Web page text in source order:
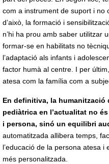
com a instrument de suport i no
d’això, la formació i
n’hi ha prou amb saber utilitzar
formar-se en habilitats no
l’adaptació als infants i
factor humà al centre. I per
atesa com la família com a
En definitiva, la humanització
pediàtrica en l’actualitat no
i persona, sinó un equilibri
automatitzada allibera temps,
l’educació de la persona atesa
més personalitzada.